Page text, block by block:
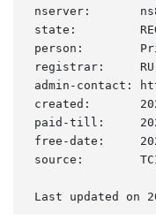
nserver:
state:
person:
registrar:     RU-
admin-contact:
created:
paid-till:
free-date:
source:
Last updated on